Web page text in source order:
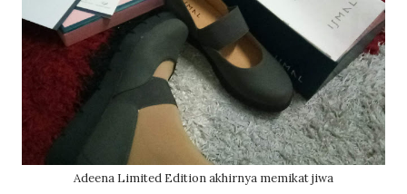
Adeena Limited Edition akhirnya memikat jiwa